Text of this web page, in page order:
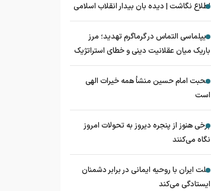
اطلاع نگاشت | دیده بان بیدار انقلاب اسلامی
دیپلماسی التماس در گرماگرم تهدید؛ مرز
باریک میان عقلانیت دینی و خطای استراتژیک
محبت امام حسین منشأ همه خیرات الهی
است
برخی هنوز از پنجره دیروز به تحولات امروز
نگاه می‌کنند
ملت ایران با روحیه ایمانی در برابر دشمنان
ایستادگی می‌کند